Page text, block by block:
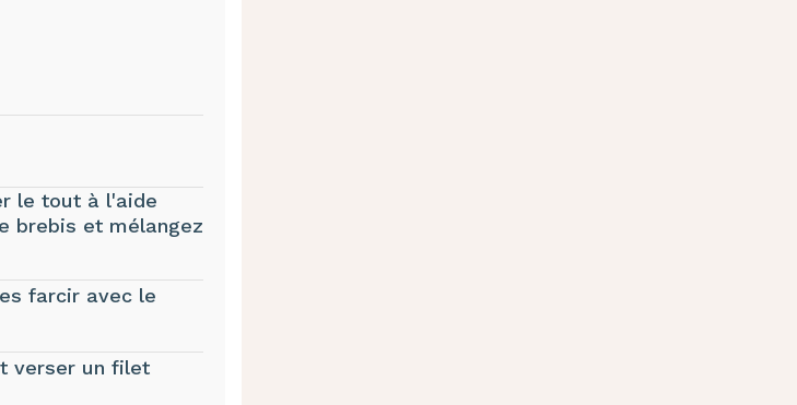
le tout à l'aide
brebis et mélangez
farcir avec le
verser un filet